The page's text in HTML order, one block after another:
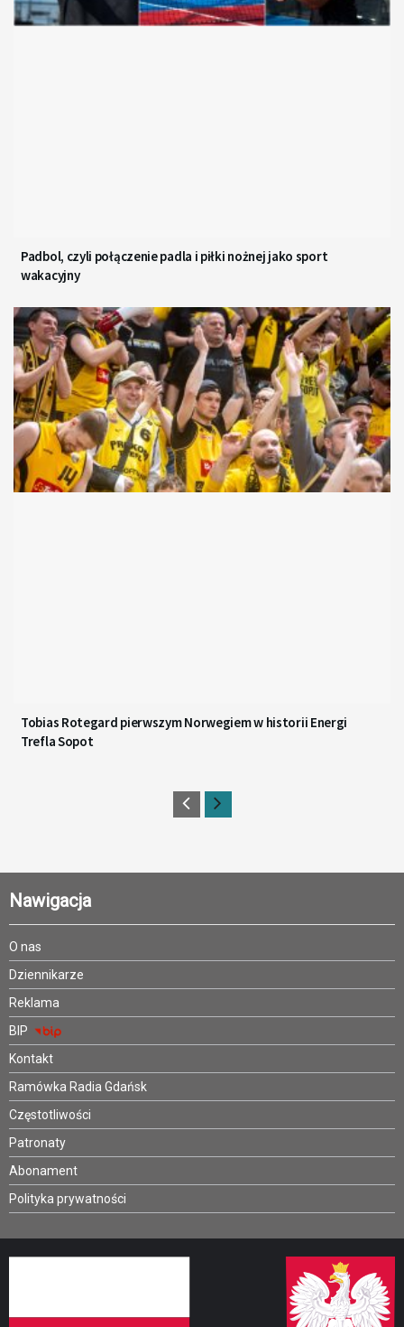
Padbol, czyli połączenie padla i piłki nożnej jako sport
wakacyjny
Tobias Rotegard pierwszym Norwegiem w historii Energi
Trefla Sopot
Nawigacja
O nas
Dziennikarze
Reklama
BIP
Kontakt
Ramówka Radia Gdańsk
Częstotliwości
Patronaty
Abonament
Polityka prywatności